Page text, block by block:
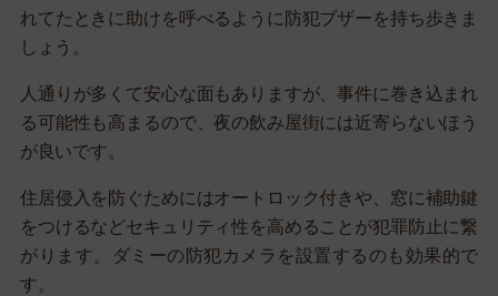
れてたときに助けを呼べるように防犯ブザーを持ち歩きま
しょう。
人通りが多くて安心な面もありますが、事件に巻き込まれ
る可能性も高まるので、夜の飲み屋街には近寄らないほう
が良いです。
住居侵入を防ぐためにはオートロック付きや、窓に補助鍵
をつけるなどセキュリティ性を高めることが犯罪防止に繋
がります。ダミーの防犯カメラを設置するのも効果的で
す。